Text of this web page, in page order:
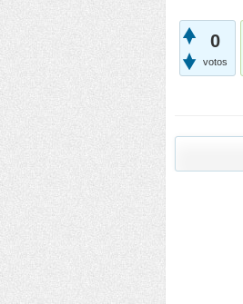
0
votos